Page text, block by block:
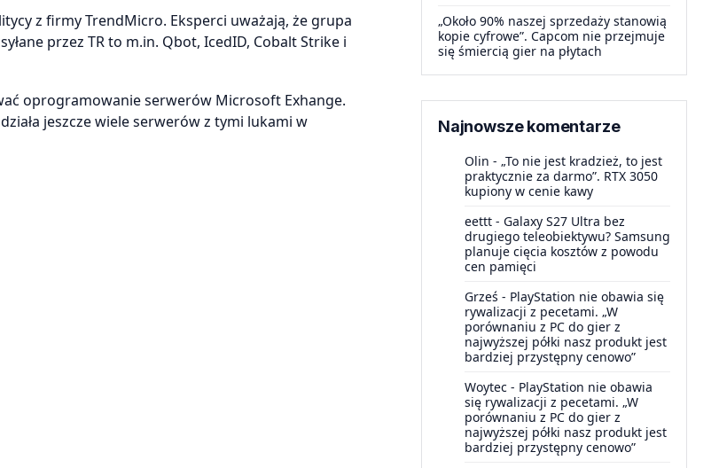
z firmy TrendMicro. Eksperci uważają, że grupa
przez TR to m.in. Qbot, IcedID, Cobalt Strike i
oprogramowanie serwerów Microsoft Exhange.
jeszcze wiele serwerów z tymi lukami w
„Około 90% naszej sprzedaży stanowią
kopie cyfrowe”. Capcom nie przejmuje
się śmiercią gier na płytach
Najnowsze komentarze
Olin - „To nie jest kradzież, to jest
praktycznie za darmo”. RTX 3050
kupiony w cenie kawy
eettt - Galaxy S27 Ultra bez
drugiego teleobiektywu? Samsung
planuje cięcia kosztów z powodu
cen pamięci
Grześ - PlayStation nie obawia się
rywalizacji z pecetami. „W
porównaniu z PC do gier z
najwyższej półki nasz produkt jest
bardziej przystępny cenowo”
Woytec - PlayStation nie obawia
się rywalizacji z pecetami. „W
porównaniu z PC do gier z
najwyższej półki nasz produkt jest
bardziej przystępny cenowo”